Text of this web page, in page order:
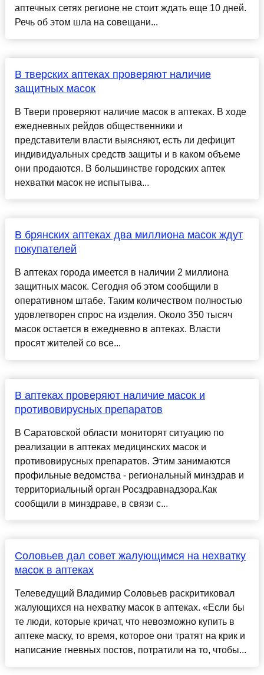
аптечных сетях регионе не стоит ждать еще 10 дней.
Речь об этом шла на совещани...
В тверских аптеках проверяют наличие
защитных масок
В Твери проверяют наличие масок в аптеках. В ходе
ежедневных рейдов общественники и
представители власти выясняют, есть ли дефицит
индивидуальных средств защиты и в каком объеме
они продаются. В большинстве городских аптек
нехватки масок не испытыва...
В брянских аптеках два миллиона масок ждут
покупателей
В аптеках города имеется в наличии 2 миллиона
защитных масок. Сегодня об этом сообщили в
оперативном штабе. Таким количеством полностью
удовлетворен спрос на изделия. Около 350 тысяч
масок остается в ежедневно в аптеках. Власти
просят жителей со все...
В аптеках проверяют наличие масок и
противовирусных препаратов
В Саратовской области мониторят ситуацию по
реализации в аптеках медицинских масок и
противовирусных препаратов. Этим занимаются
профильные ведомства - региональный минздрав и
территориальный орган Росздравнадзора.Как
сообщили в минздраве, в связи с...
Соловьев дал совет жалующимся на нехватку
масок в аптеках
Телеведущий Владимир Соловьев раскритиковал
жалующихся на нехватку масок в аптеках. «Если бы
те люди, которые кричат, что невозможно купить в
аптеке маску, то время, которое они тратят на крик и
написание гневных постов, потратили на то, чтобы...